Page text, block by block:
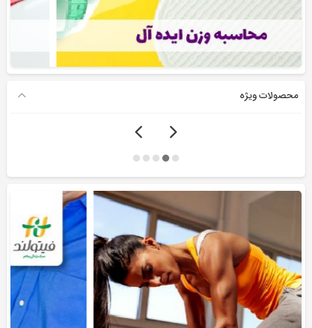
محصولات ویژه